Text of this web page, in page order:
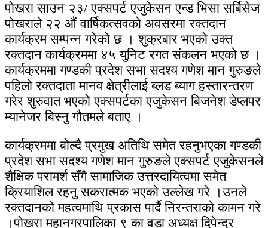
पोखरा साउन २३/ एक्सपर्ट एजुकेसन एन्ड भिसा सर्बिसेज
पोखराले २२ औं वार्षिकत्सवको अवसरमा रक्तदान
कार्यक्रम सम्पन्न गरेको छ । शुक्रबार भएको उक्त
रक्तदान कार्यक्रममा ४५ युनिट रगत संकलन भएको छ ।
कार्यक्रममा गण्डकी प्रदेश सभा सदश्य गणेश मान गुरुङले
पहिलो रक्तदाता मानव क्षेत्रीलाई ब्लड ब्याग हस्तारन्तरण
गरेर शुरुवात भएको एक्सपर्टका एजुकेसन बिजनेश डेप्लपर
म्यानेजर बिस्नु गौतमले बताए ।
कार्यक्रममा बोल्दै प्रमुख अतिथि समेत रहनुभएका गण्डकी
प्रदेश सभा सदश्य गणेश मान गुरुङले एक्सपर्ट एजुकेसनले
शैक्षिक परामर्श सँगै सामाजिक उत्तरदायित्वमा समेत
क्रियाशिल रहनु सकरात्मक भएको उल्लेख गरे ।उनले
रक्तदानको महत्वमाथि प्रकास पार्दै निरन्तराको कामन गरे
।पोखरा महानगरपालिका ९ का वडा अध्यक्ष दिपेन्द्र